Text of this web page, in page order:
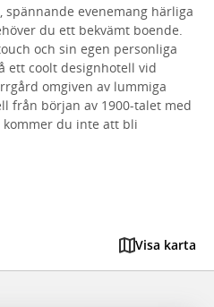
spännande evenemang härliga
du ett bekvämt boende.
och sin egen personliga
ett coolt designhotell vid
omgiven av lummiga
från början av 1900-talet med
du inte att bli
Visa karta